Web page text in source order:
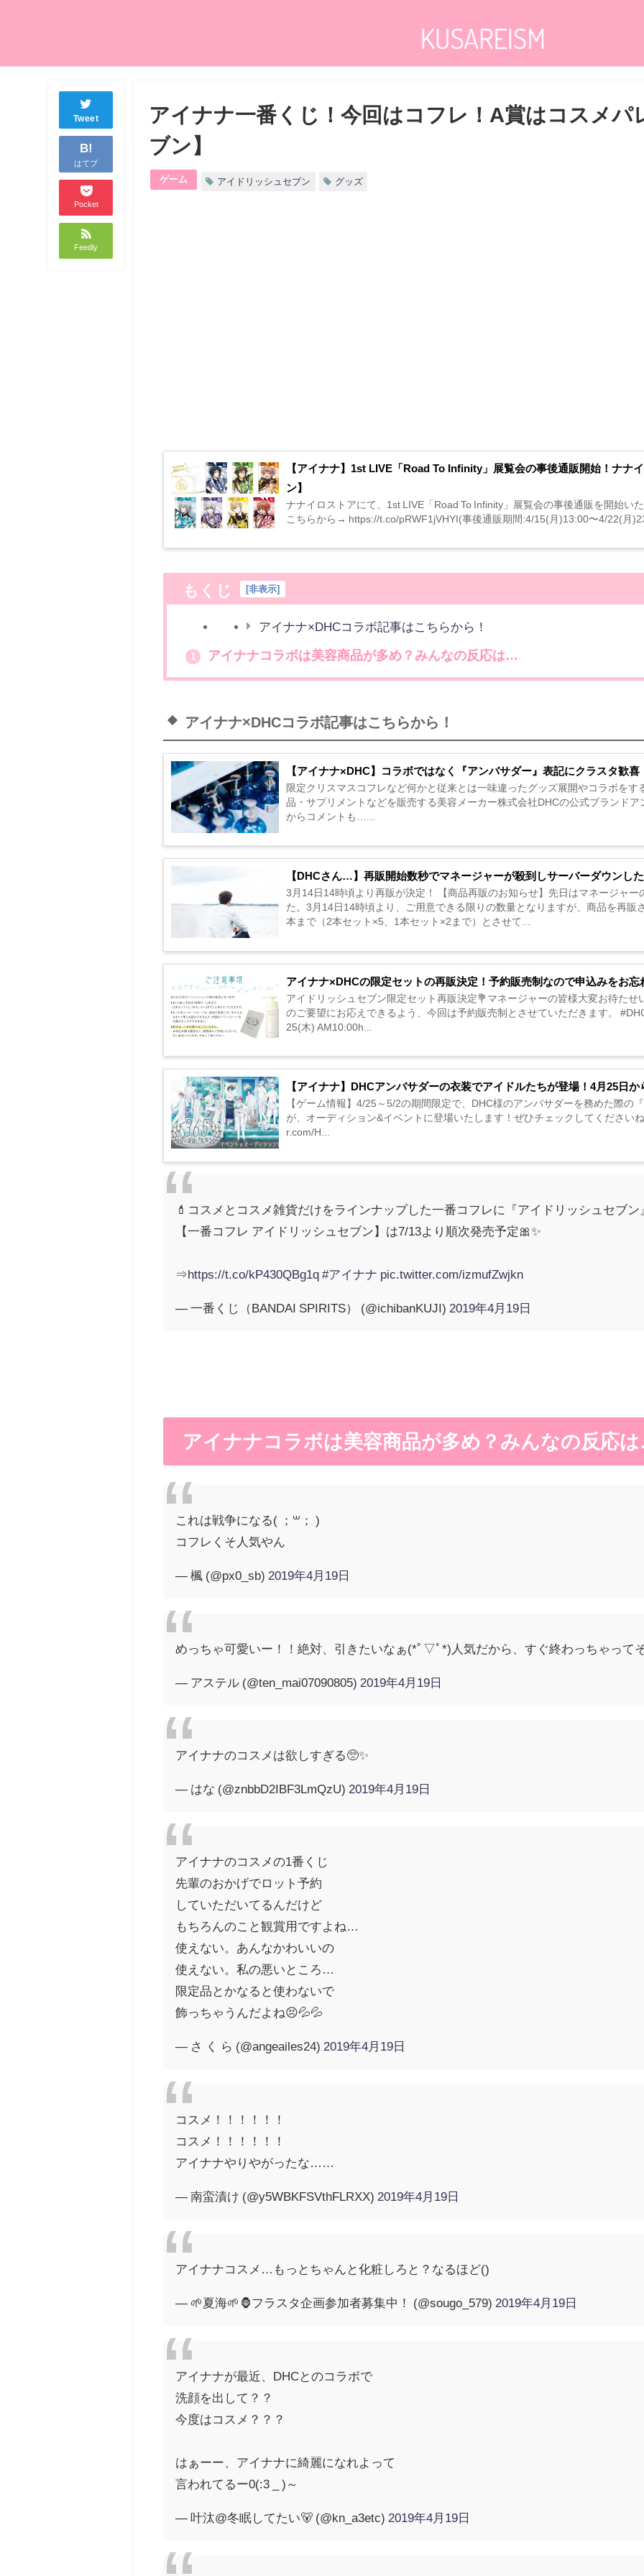
Tweet
B!
はてブ
Pocket
Feedly
アイナナ一番くじ！今回はコフレ！A賞はコスメ
ブン】
ゲーム アイドリッシュセブン グッズ
【アイナナ】1st LIVE「Road To Infinity」展覧会の事後通販開始！ナナ
ン】
ナナイロストアにて、1st LIVE「Road To Infinity」展覧会の事後通販を開始い
こちらから→ https://t.co/pRWF1jVHYI(事後通販期間:4/15(月)13:00〜4/22(月
もくじ [非表示]
アイナナ×DHCコラボ記事はこちらから！
1 アイナナコラボは美容商品が多め？みんなの反応は…
アイナナ×DHCコラボ記事はこちらから！
【アイナナ×DHC】コラボではなく『アンバサダー』表記にクラスタ歓
限定クリスマスコフレなど何かと従来とは一味違ったグッズ展開やコラボを
品・サプリメントなどを販売する美容メーカー株式会社DHCの公式ブランド
からコメントも…...
【DHCさん…】再販開始数秒でマネージャーが殺到しサーバーダウンし
3月14日14時頃より再販が決定！ 【商品再販のお知らせ】先日はマネージャ
た。3月14日14時頃より、ご用意できる限りの数量となりますが、商品を再
本まで（2本セット×5、1本セット×2まで）とさせて...
アイナナ×DHCの限定セットの再販決定！予約販売制なので申込みをお
アイドリッシュセブン限定セット再販決定💐マネージャーの皆様大変お待た
のご要望にお応えできるよう、今回は予約販売制とさせていただきます。
25(木) AM10:00h...
【アイナナ】DHCアンバサダーの衣装でアイドルたちが登場！4月25日
【ゲーム情報】4/25～5/2の期間限定で、DHC様のアンバサダーを務めた際の
が、オーディション&イベントに登場いたします！ぜひチェックしてください
r.com/H...
💄コスメとコスメ雑貨だけをラインナップした一番コフレに『アイドリッシュセブ
【一番コフレ アイドリッシュセブン】は7/13より順次発売予定🎀✨
⇒https://t.co/kP430QBg1q #アイナナ pic.twitter.com/izmufZwjkn
— 一番くじ（BANDAI SPIRITS） (@ichibanKUJI) 2019年4月19日
アイナナコラボは美容商品が多め？みんなの反応
これは戦争になる( ；꒳​； )
コフレくそ人気やん
— 楓 (@px0_sb) 2019年4月19日
めっちゃ可愛いー！！絶対、引きたいなぁ(*ﾟ▽ﾟ*)人気だから、すぐ終わっちゃって
— アステル (@ten_mai07090805) 2019年4月19日
アイナナのコスメは欲しすぎる🥺✨
— はな (@znbbD2IBF3LmQzU) 2019年4月19日
アイナナのコスメの1番くじ
先輩のおかげでロット予約
していただいてるんだけど
もちろんのこと観賞用ですよね…
使えない。あんなかわいいの
使えない。私の悪いところ…
限定品とかなると使わないで
飾っちゃうんだよね😣💦💦
— さ く ら (@angeailes24) 2019年4月19日
コスメ！！！！！！
コスメ！！！！！！
アイナナやりやがったな……
— 南蛮漬け (@y5WBKFSVthFLRXX) 2019年4月19日
アイナナコスメ…もっとちゃんと化粧しろと？なるほど()
— 🌱夏海🌱🦍フラスタ企画参加者募集中！ (@sougo_579) 2019年4月19日
アイナナが最近、DHCとのコラボで
洗顔を出して？？
今度はコスメ？？？
はぁーー、アイナナに綺麗になれよって
言われてるー0(:3 _ )～
— 叶汰@冬眠してたい🐻 (@kn_a3etc) 2019年4月19日